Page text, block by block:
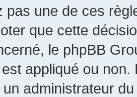
pas une de ces
que cette
le phpBB
appliqué ou non.
administrateur